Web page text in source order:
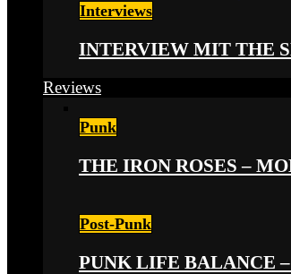
Interviews
INTERVIEW MIT THE
Reviews
Punk
THE IRON ROSES –
Post-Punk
PUNK LIFE BALANCE